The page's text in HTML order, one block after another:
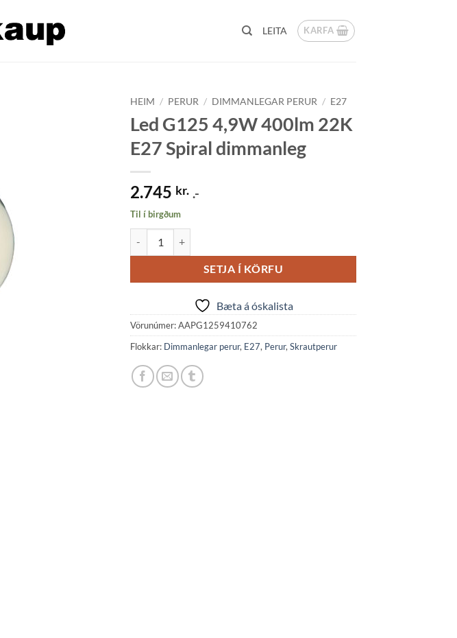
LEITA KARFA
HEIM / PERUR / DIMMANLEGAR PERUR / E27
Led G125 4,9W 400lm 22K
E27 Spiral dimmanleg
2.745 kr. .-
Til í birgðum
SETJA Í KÖRFU
Bæta á óskalista
Vörunúmer:AAPG1259410762
Flokkar: Dimmanlegar perur, E27, Perur, Skrautperur